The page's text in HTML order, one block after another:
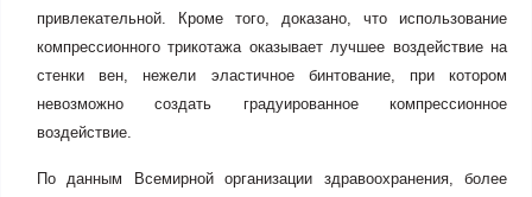
привлекательной. Кроме того, доказано, что использование
компрессионного трикотажа оказывает лучшее воздействие на
стенки вен, нежели эластичное бинтование, при котором
невозможно создать градуированное компрессионное
воздействие.
По данным Всемирной организации здравоохранения, более